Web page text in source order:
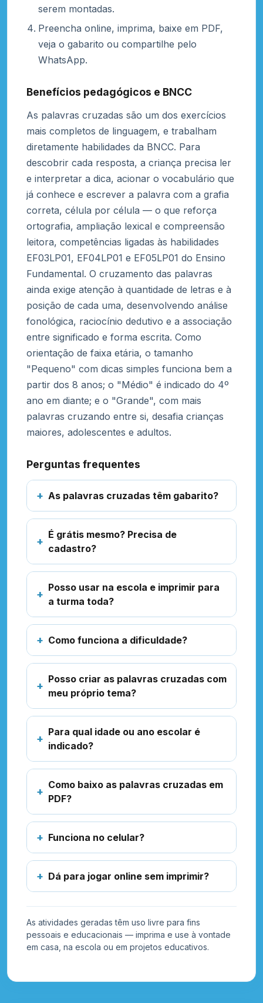
serem montadas.
Preencha online, imprima, baixe em PDF,
veja o gabarito ou compartilhe pelo
WhatsApp.
Benefícios pedagógicos e BNCC
As palavras cruzadas são um dos exercícios
mais completos de linguagem, e trabalham
diretamente habilidades da BNCC. Para
descobrir cada resposta, a criança precisa ler
e interpretar a dica, acionar o vocabulário que
já conhece e escrever a palavra com a grafia
correta, célula por célula — o que reforça
ortografia, ampliação lexical e compreensão
leitora, competências ligadas às habilidades
EF03LP01, EF04LP01 e EF05LP01 do Ensino
Fundamental. O cruzamento das palavras
ainda exige atenção à quantidade de letras e à
posição de cada uma, desenvolvendo análise
fonológica, raciocínio dedutivo e a associação
entre significado e forma escrita. Como
orientação de faixa etária, o tamanho
"Pequeno" com dicas simples funciona bem a
partir dos 8 anos; o "Médio" é indicado do 4º
ano em diante; e o "Grande", com mais
palavras cruzando entre si, desafia crianças
maiores, adolescentes e adultos.
Perguntas frequentes
As palavras cruzadas têm gabarito?
É grátis mesmo? Precisa de
cadastro?
Posso usar na escola e imprimir para
a turma toda?
Como funciona a dificuldade?
Posso criar as palavras cruzadas com
meu próprio tema?
Para qual idade ou ano escolar é
indicado?
Como baixo as palavras cruzadas em
PDF?
Funciona no celular?
Dá para jogar online sem imprimir?
As atividades geradas têm uso livre para fins
pessoais e educacionais — imprima e use à vontade
em casa, na escola ou em projetos educativos.